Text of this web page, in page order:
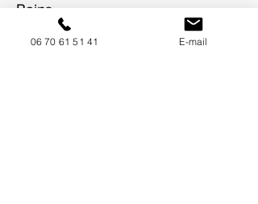
Bains.
06 70 61 51 41 E-mail